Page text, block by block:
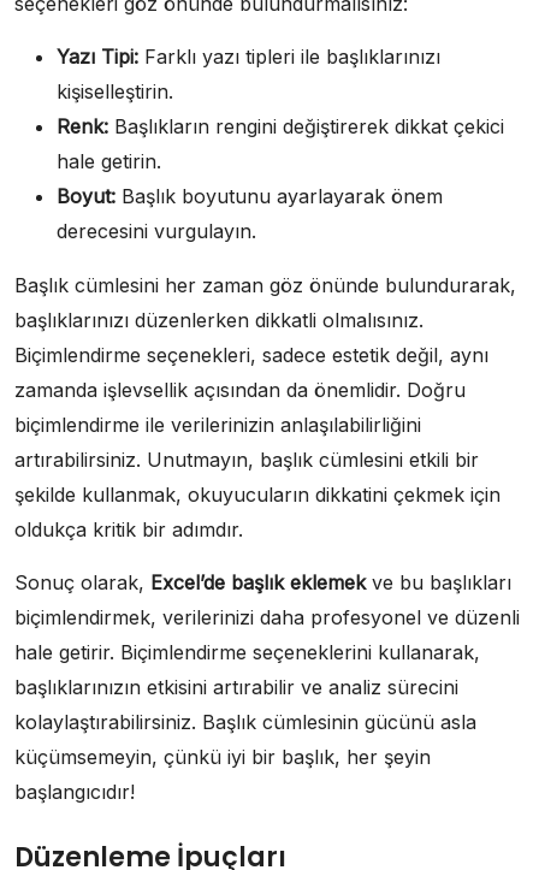
Yazı Tipi: Farklı yazı tipleri ile başlıklarınızı
kişiselleştirin.
Renk: Başlıkların rengini değiştirerek dikkat çekici
hale getirin.
Boyut: Başlık boyutunu ayarlayarak önem
derecesini vurgulayın.
Başlık cümlesini her zaman göz önünde bulundurarak,
başlıklarınızı düzenlerken dikkatli olmalısınız.
Biçimlendirme seçenekleri, sadece estetik değil, aynı
zamanda işlevsellik açısından da önemlidir. Doğru
biçimlendirme ile verilerinizin anlaşılabilirliğini
artırabilirsiniz. Unutmayın, başlık cümlesini etkili bir
şekilde kullanmak, okuyucuların dikkatini çekmek için
oldukça kritik bir adımdır.
Sonuç olarak, Excel’de başlık eklemekve bu başlıkları
biçimlendirmek, verilerinizi daha profesyonel ve düzenli
hale getirir. Biçimlendirme seçeneklerini kullanarak,
başlıklarınızın etkisini artırabilir ve analiz sürecini
kolaylaştırabilirsiniz. Başlık cümlesinin gücünü asla
küçümsemeyin, çünkü iyi bir başlık, her şeyin
başlangıcıdır!
Düzenleme İpuçları